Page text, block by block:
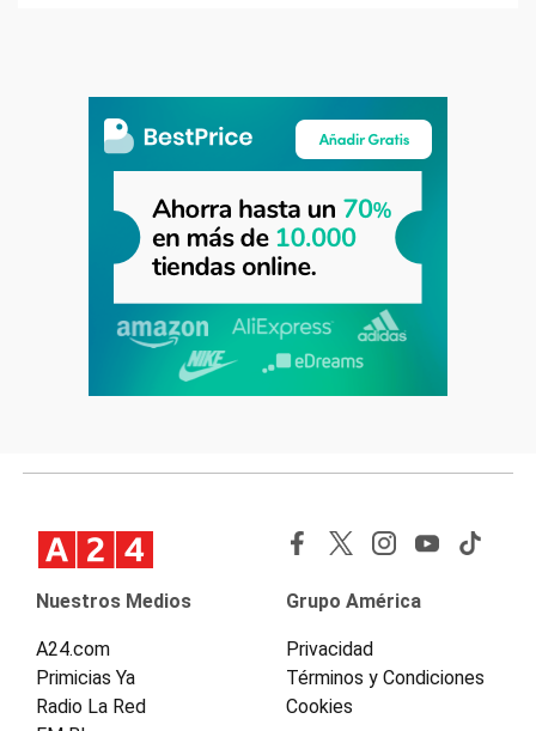
Nuestros Medios
A24.com
Primicias Ya
Radio La Red
Grupo América
Privacidad
Términos y Condiciones
Cookies